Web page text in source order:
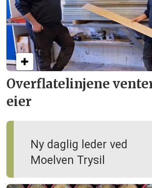
Overflate­linjene
eier
Ny daglig leder ved
Moelven Trysil